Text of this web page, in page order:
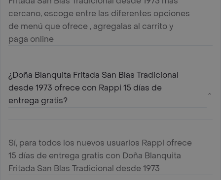
cercano, escoge entre las diferentes opciones
de menú que ofrece , agregalas al carrito y
paga online
¿Doña Blanquita Fritada San Blas Tradicional
desde 1973 ofrece con Rappi 15 días de
entrega gratis?
Sí, para todos los nuevos usuarios Rappi ofrece
15 días de entrega gratis con Doña Blanquita
Fritada San Blas Tradicional desde 1973